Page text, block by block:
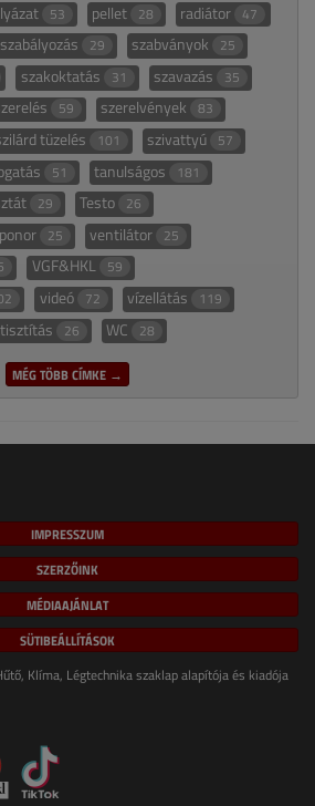
53 pellet 28 radiátor 47
szabályozás 29 szabványok 25
szakoktatás 31 szavazás 35
59 szerelvények 83
tüzelés 101 szivattyú 57
51 tanulságos 181
29 Testo 26
25 ventilátor 25
VGF&HKL 59
videó 72 vízellátás 119
26 WC 28
MÉG TÖBB CÍMKE →
IMPRESSZUM
SZERZŐINK
MÉDIAAJÁNLAT
SÜTIBEÁLLÍTÁSOK
Klíma, Légtechnika szaklap alapítója és kiadója